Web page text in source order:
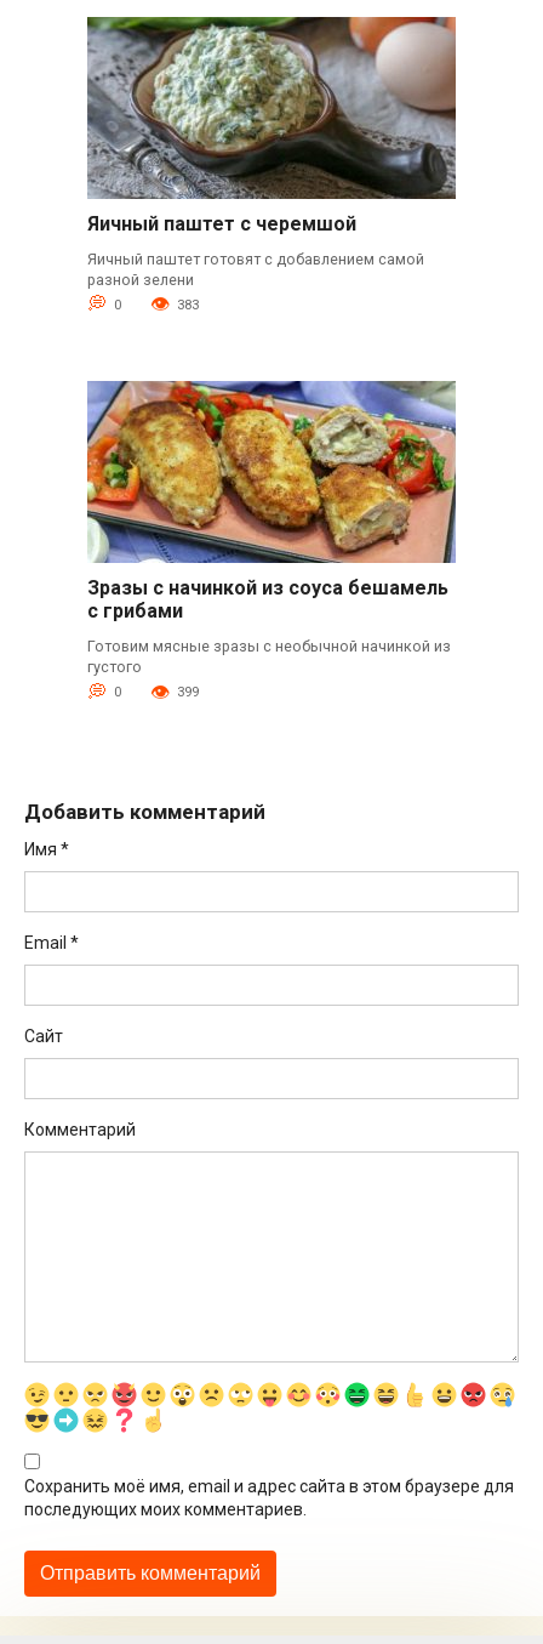
Яичный паштет с черемшой
Яичный паштет готовят с добавлением самой
разной зелени
0 383
Зразы с начинкой из соуса бешамель
с грибами
Готовим мясные зразы с необычной начинкой из
густого
0 399
Добавить комментарий
Имя *
Email *
Сайт
Комментарий
Сохранить моё имя, email и адрес сайта в этом браузере для
последующих моих комментариев.